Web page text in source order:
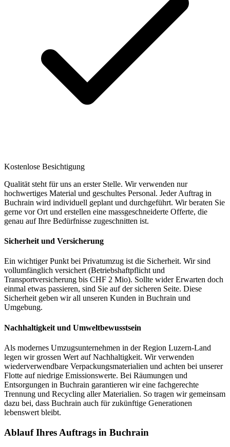
Kostenlose Besichtigung
Qualität steht für uns an erster Stelle. Wir verwenden nur
hochwertiges Material und geschultes Personal. Jeder Auftrag in
Buchrain wird individuell geplant und durchgeführt. Wir beraten Sie
gerne vor Ort und erstellen eine massgeschneiderte Offerte, die
genau auf Ihre Bedürfnisse zugeschnitten ist.
Sicherheit und Versicherung
Ein wichtiger Punkt bei Privatumzug ist die Sicherheit. Wir sind
vollumfänglich versichert (Betriebshaftpflicht und
Transportversicherung bis CHF 2 Mio). Sollte wider Erwarten doch
einmal etwas passieren, sind Sie auf der sicheren Seite. Diese
Sicherheit geben wir all unseren Kunden in Buchrain und
Umgebung.
Nachhaltigkeit und Umweltbewusstsein
Als modernes Umzugsunternehmen in der Region Luzern-Land
legen wir grossen Wert auf Nachhaltigkeit. Wir verwenden
wiederverwendbare Verpackungsmaterialien und achten bei unserer
Flotte auf niedrige Emissionswerte. Bei Räumungen und
Entsorgungen in Buchrain garantieren wir eine fachgerechte
Trennung und Recycling aller Materialien. So tragen wir gemeinsam
dazu bei, dass Buchrain auch für zukünftige Generationen
lebenswert bleibt.
Ablauf Ihres Auftrags in Buchrain